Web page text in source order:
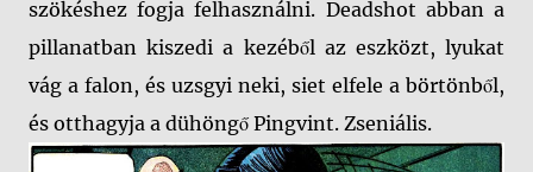
szökéshez fogja felhasználni. Deadshot abban a
pillanatban kiszedi a kezéből az eszközt, lyukat
vág a falon, és uzsgyi neki, siet elfele a börtönből,
és otthagyja a dühöngő Pingvint. Zseniális.